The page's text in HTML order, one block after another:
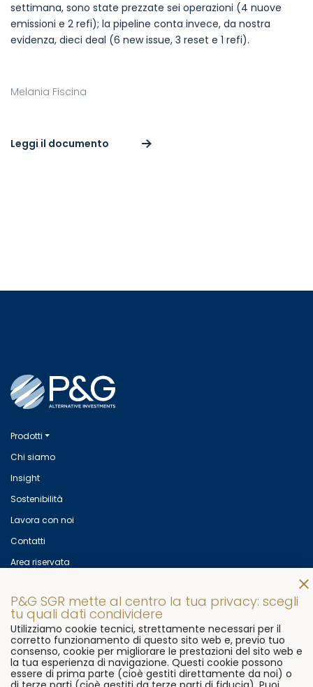
settimana, sono state prezzate sei operazioni (4 nuove
emissioni e 2 refi); la pipeline conta invece, da nostra
evidenza, dieci deal (6 new issue, 3 reset e 1 refi).
Melania Fiscina
Leggi il documento
Prodotti
Chi siamo
Insight
Sostenibilità
Lavora con noi
Contatti
Area riservata
© 2026 P&G SGR s.p.a Via Flaminia, 491 00191 Rome, Italy
P.Iva 07906081000
Ph.+39 06 3322 7611 Fax.+39 06 9296 3511
P&G SGR mette al centro la tua privacy: scegli
tu quali dati condividere
Utilizziamo cookie tecnici, strettamente necessari per il
corretto funzionamento di questo sito web e, previo tuo
consenso, cookie per migliorare le prestazioni del sito web e
la tua esperienza di navigazione. Questi cookie possono
essere di prima parte (cioè gestiti direttamente da noi) o